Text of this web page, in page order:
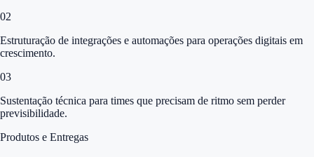
02
Estruturação de integrações e automações para operações digitais em
crescimento.
03
Sustentação técnica para times que precisam de ritmo sem perder
previsibilidade.
Produtos e Entregas